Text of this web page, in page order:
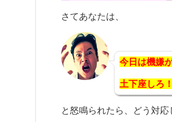
さてあなたは、
今日は機嫌
土下座しろ！
と怒鳴られたら、どう対応